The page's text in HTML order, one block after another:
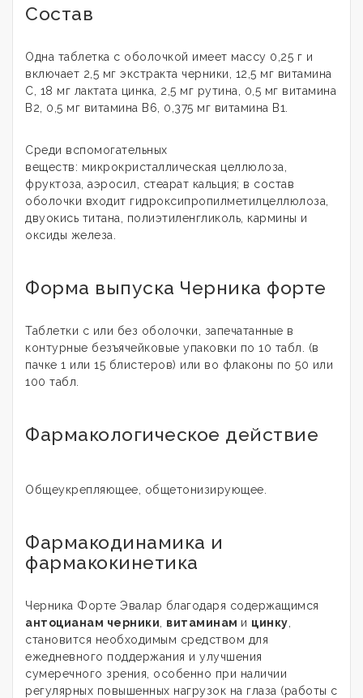
Состав
Одна таблетка с оболочкой имеет массу 0,25 г и
включает 2,5 мг экстракта черники, 12,5 мг витамина
С, 18 мг лактата цинка, 2,5 мг рутина, 0,5 мг витамина
В2, 0,5 мг витамина В6, 0,375 мг витамина В1.
Среди вспомогательных
веществ: микрокристаллическая целлюлоза,
фруктоза, аэросил, стеарат кальция; в состав
оболочки входит гидроксипропилметилцеллюлоза,
двуокись титана, полиэтиленгликоль, кармины и
оксиды железа.
Форма выпуска Черника форте
Таблетки с или без оболочки, запечатанные в
контурные безъячейковые упаковки по 10 табл. (в
пачке 1 или 15 блистеров) или во флаконы по 50 или
100 табл.
Фармакологическое действие
Общеукрепляющее, общетонизирующее.
Фармакодинамика и
фармакокинетика
Черника Форте Эвалар благодаря содержащимся
антоцианам черники
витаминам и цинку
становится необходимым средством для
ежедневного поддержания и улучшения
сумеречного зрения, особенно при наличии
регулярных повышенных нагрузок на глаза (работы с